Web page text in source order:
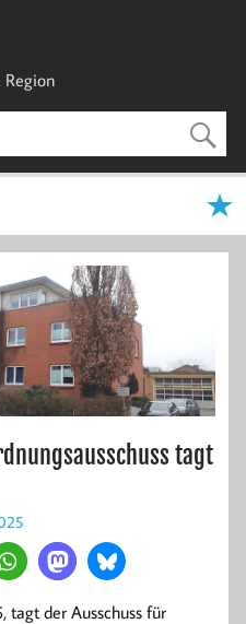
tagt
tagt der Ausschuss für